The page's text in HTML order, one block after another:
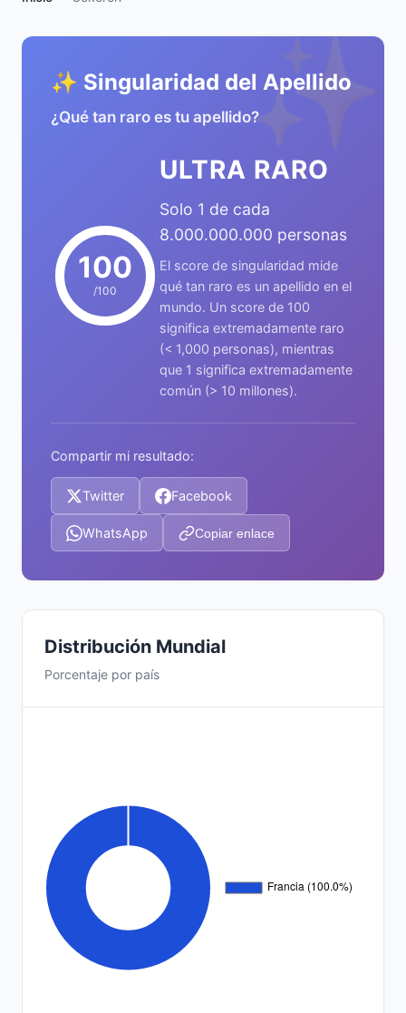
✨
✨ Singularidad del Apellido
¿Qué tan raro es tu apellido?
100
/100
ULTRA RARO
Solo 1 de cada
8.000.000.000 personas
El score de singularidad mide
qué tan raro es un apellido en el
mundo. Un score de 100
significa extremadamente raro
(< 1,000 personas), mientras
que 1 significa extremadamente
común (> 10 millones).
Compartir mi resultado:
Twitter Facebook
WhatsApp Copiar enlace
Distribución Mundial
Porcentaje por país